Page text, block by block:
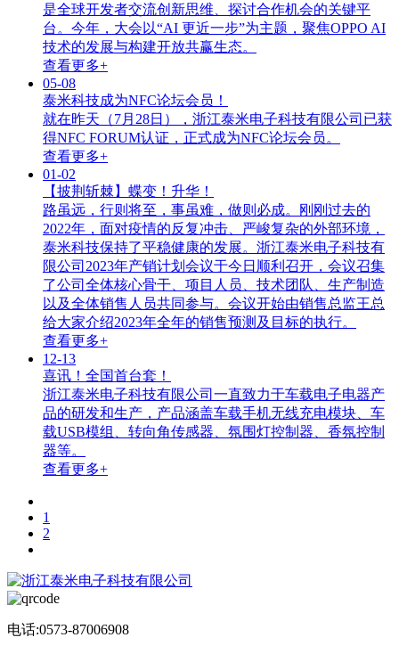
是全球开发者交流创新思维、探讨合作机会的关键平
台。今年，大会以“AI 更近一步”为主题，聚焦OPPO AI
技术的发展与构建开放共赢生态。
查看更多+
05-08
泰米科技成为NFC论坛会员！
就在昨天（7月28日），浙江泰米电子科技有限公司已获
得NFC FORUM认证，正式成为NFC论坛会员。
查看更多+
01-02
【披荆斩棘】蝶变！升华！
路虽远，行则将至，事虽难，做则必成。刚刚过去的
2022年，面对疫情的反复冲击、严峻复杂的外部环境，
泰米科技保持了平稳健康的发展。浙江泰米电子科技有
限公司2023年产销计划会议于今日顺利召开，会议召集
了公司全体核心骨干、项目人员、技术团队、生产制造
以及全体销售人员共同参与。会议开始由销售总监王总
给大家介绍2023年全年的销售预测及目标的执行。
查看更多+
12-13
喜讯！全国首台套！
浙江泰米电子科技有限公司一直致力于车载电子电器产
品的研发和生产，产品涵盖车载手机无线充电模块、车
载USB模组、转向角传感器、氛围灯控制器、香氛控制
器等。
查看更多+
1
2
电话:0573-87006908